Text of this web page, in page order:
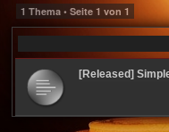
1 Thema • Seite 1 von 1
[Released]